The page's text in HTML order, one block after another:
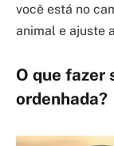
você está no
animal e ajuste
O que fazer
ordenhada?